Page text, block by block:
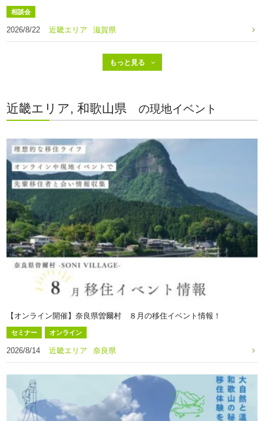
相談会
2026/8/22 近畿エリア 滋賀県
近畿エリア, 和歌山県 の現地イベント
【オンライン開催】奈良県曽爾村 ８月の移住イベント情報！
セミナー オンライン
2026/8/14 近畿エリア 奈良県